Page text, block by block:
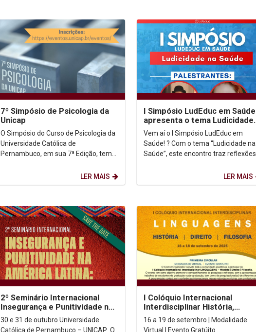
7º Simpósio de Psicologia da
Unicap
O Simpósio do Curso de Psicologia da
Universidade Católica de
Pernambuco, em sua 7ª Edição, tem
reflexão sobre temáticas...LER MAIS
I Simpósio LudEduc em Saúde
apresenta o tema Ludicidade
na Saúde
Vem aí o I Simpósio LudEduc em
Saúde! ? Com o tema “Ludicidade na
Saúde”, este encontro traz reflexões
LER MAIS
2º Seminário Internacional
Insegurança e Punitividade na
América Latina:
decolonialidade e as...
30 e 31 de outubro Universidade
Católica de Pernambuco – UNICAP O
I Colóquio Internacional
Interdisciplinar História,
Direito,Filosofia
16 a 19 de setembro | Modalidade